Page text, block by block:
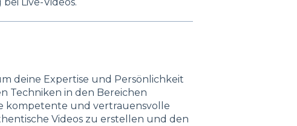
deine Expertise und Persönlichkeit
Techniken in den Bereichen
kompetente und vertrauensvolle
Videos zu erstellen und den